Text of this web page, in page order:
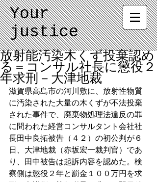
Your
justice
放射能汚染木くず投棄認め
る＝コンサル社長に懲役２
年求刑－大津地裁
滋賀県高島市の河川敷に、放射性物質
に汚染された大量の木くずが不法投棄
された事件で、廃棄物処理法違反の罪
に問われた経営コンサルタント会社社
長田中良拓被告（４２）の初公判が６
日、大津地裁（赤坂宏一裁判官）であ
り、田中被告は起訴内容を認めた。検
察側は懲役２年と罰金１００万円を求